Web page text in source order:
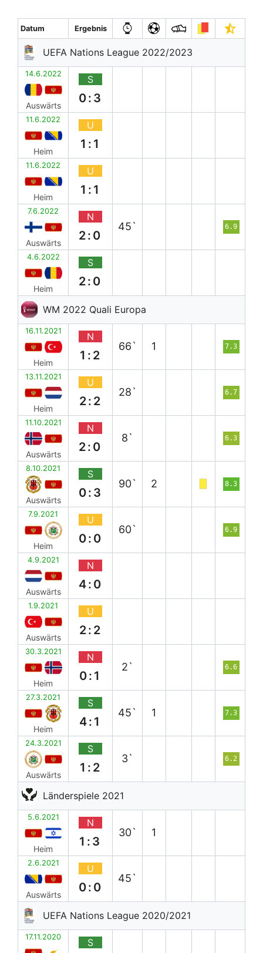
Datum Ergebnis
UEFA Nations League 2022/2023
14.6.2022
Auswärts
S
0:3
11.6.2022
Heim
U
1:1
11.6.2022
Heim
U
1:1
7.6.2022
Auswärts
N
2:0
45` 6.9
4.6.2022
Heim
S
2:0
WM 2022 Quali Europa
16.11.2021
Heim
N
1:2
66` 1 7.3
13.11.2021
Heim
U
2:2
28` 6.7
11.10.2021
Auswärts
N
2:0
8` 6.3
8.10.2021
Auswärts
S
0:3
90` 2 8.3
7.9.2021
Heim
U
0:0
60` 6.9
4.9.2021
Auswärts
N
4:0
1.9.2021
Auswärts
U
2:2
30.3.2021
Heim
N
0:1
2` 6.6
27.3.2021
Heim
S
4:1
45` 1 7.3
24.3.2021
Auswärts
S
1:2
3` 6.2
Länderspiele 2021
5.6.2021
Heim
N
1:3
30` 1
2.6.2021
Auswärts
U
0:0
45`
UEFA Nations League 2020/2021
17.11.2020 S